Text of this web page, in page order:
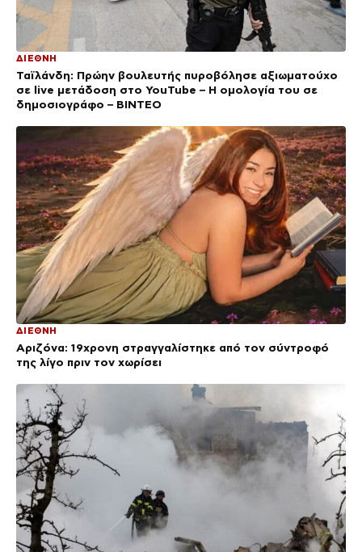
ΔΙΕΘΝΗ
Ταϊλάνδη: Πρώην βουλευτής πυροβόλησε αξιωματούχο
σε live μετάδοση στο YouTube – Η ομολογία του σε
δημοσιογράφο – ΒΙΝΤΕΟ
ΔΙΕΘΝΗ
Αριζόνα: 19χρονη στραγγαλίστηκε από τον σύντροφό
της λίγο πριν τον χωρίσει